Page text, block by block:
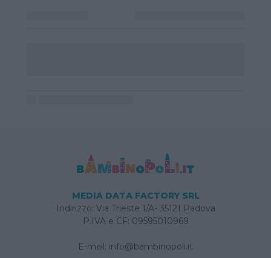
MEDIA DATA FACTORY SRL
Indirizzo: Via Trieste 1/A- 35121 Padova
P.IVA e CF: 09595010969
E-mail: info@bambinopoli.it